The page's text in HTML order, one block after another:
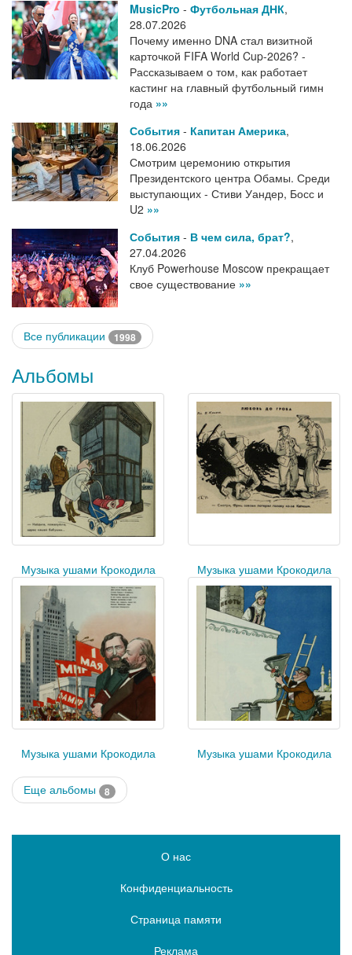
MusicPro - Футбольная ДНК,
28.07.2026
Почему именно DNA стал визитной
карточкой FIFA World Cup-2026? -
Рассказываем о том, как работает
кастинг на главный футбольный гимн
года »»
События - Капитан Америка,
18.06.2026
Смотрим церемонию открытия
Президентского центра Обамы. Среди
выступающих - Стиви Уандер, Босс и
U2 »»
События - В чем сила, брат?,
27.04.2026
Клуб Powerhouse Moscow прекращает
свое существование »»
Все публикации 1998
Альбомы
Музыка ушами Крокодила Музыка ушами Крокодила
Музыка ушами Крокодила Музыка ушами Крокодила
Еще альбомы 8
О нас
Конфиденциальность
Страница памяти
Реклама